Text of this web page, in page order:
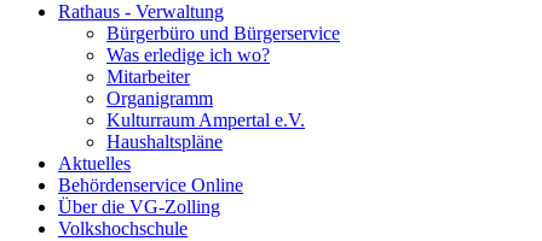
Rathaus - Verwaltung
Bürgerbüro und Bürgerservice
Was erledige ich wo?
Mitarbeiter
Organigramm
Kulturraum Ampertal e.V.
Haushaltspläne
Aktuelles
Behördenservice Online
Über die VG-Zolling
Volkshochschule